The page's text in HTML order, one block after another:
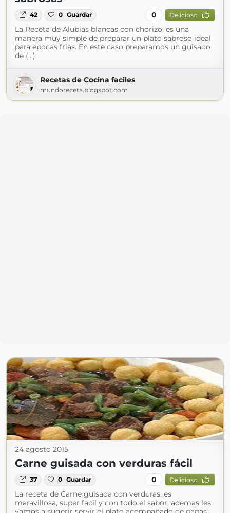
42 0 Guardar 0 Delicioso
La Receta de Alubias blancas con chorizo, es una
manera muy simple de preparar un plato sabroso ideal
para epocas frias. En este caso preparamos un guisado
de (...)
Recetas de Cocina faciles
mundoreceta.blogspot.com
24 agosto 2015
Carne guisada con verduras fácil
37 0 Guardar 0 Delicioso
La receta de Carne guisada con verduras, es
maravillosa, super facil y con todo el sabor, ademas les